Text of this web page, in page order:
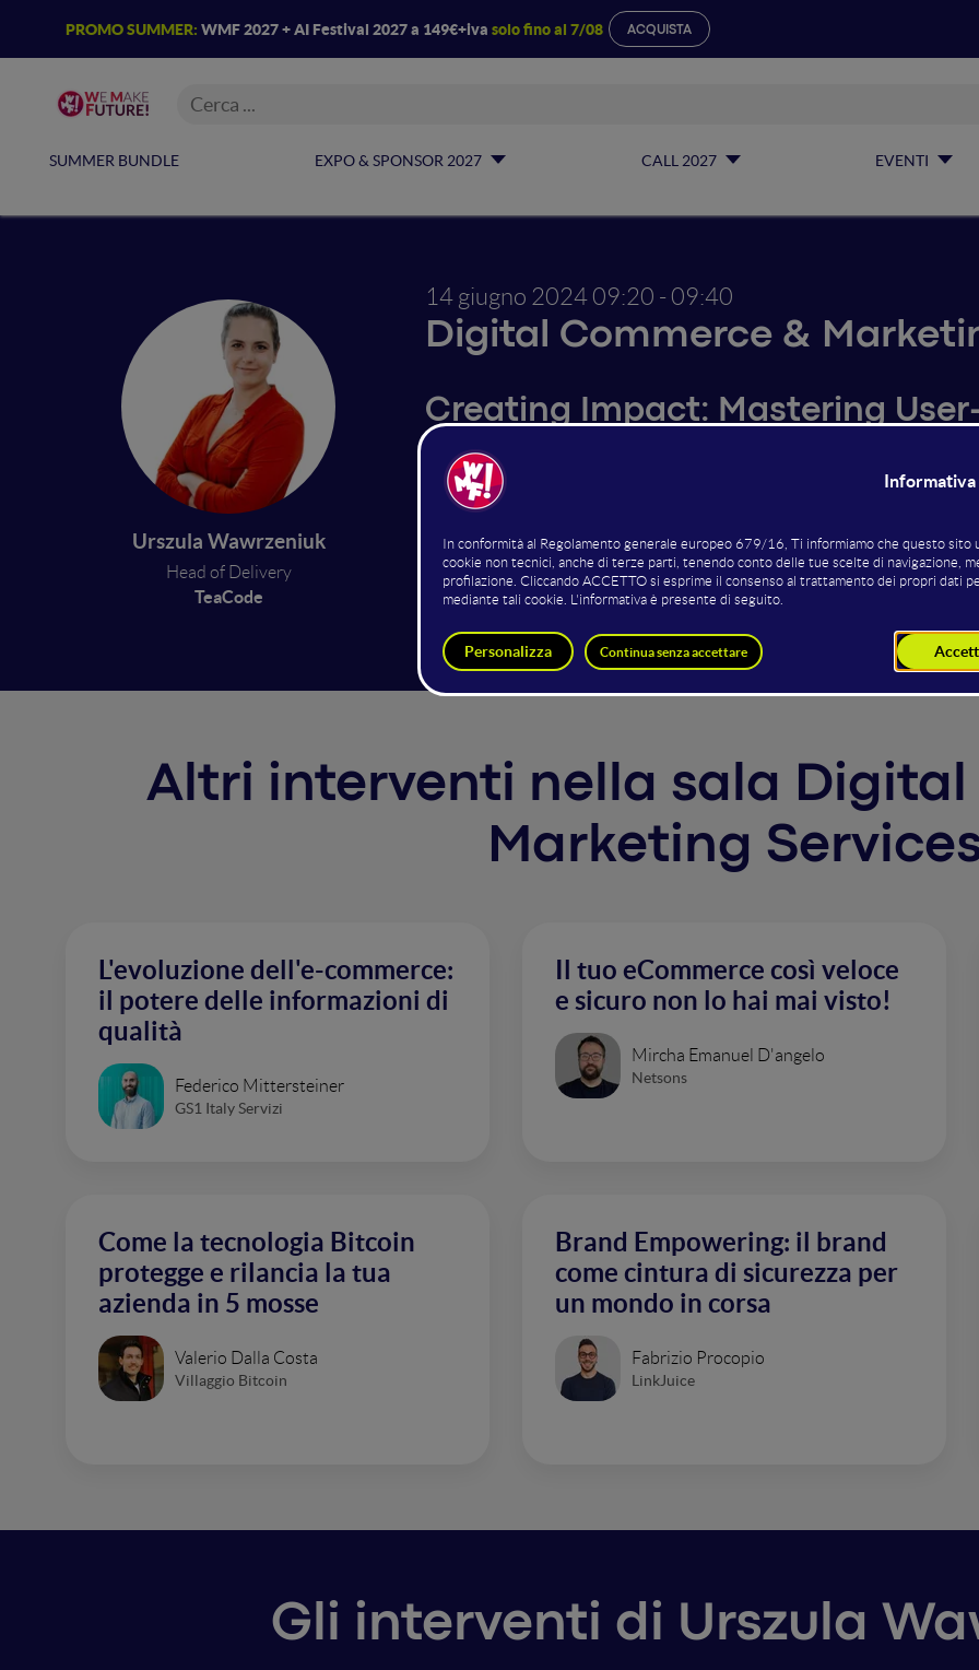
PROMO SUMMER: WMF 2027 + AI Festival 2027 a 149€+iva solo fino al 7/08 ACQUISTA
SUMMER BUNDLE EXPO & SPONSOR 2027 CALL 2027 EVENTI
Urszula Wawrzeniuk
Head of Delivery
TeaCode
14 giugno 2024 09:20 - 09:40
Digital Commerce &
Creating Impact: Mastering
Transform your delivery approach and create solutions that
successful user-driven startups and show you how to organize
insights on delivering exceptional products, discovering what
prioritising value. You'll understand how to inspire your teams
build resonates deeply with users.
Altri interventi nella sala Digital
Marketing
L'evoluzione dell'e-commerce:
il potere delle informazioni di
qualità
Federico Mittersteiner
GS1 Italy Servizi
Il tuo eCommerce così veloce
e sicuro non lo hai mai visto!
Mircha Emanuel D'angelo
Netsons
Come la tecnologia Bitcoin
protegge e rilancia la tua
azienda in 5 mosse
Valerio Dalla Costa
Villaggio Bitcoin
Brand Empowering: il brand
come cintura di sicurezza per
un mondo in corsa
Fabrizio Procopio
LinkJuice
Gli interventi di Urszula